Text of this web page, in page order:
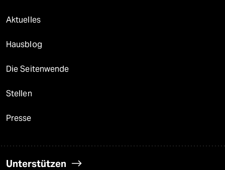
Aktuelles
Hausblog
Die Seitenwende
Stellen
Presse
Unterstützen